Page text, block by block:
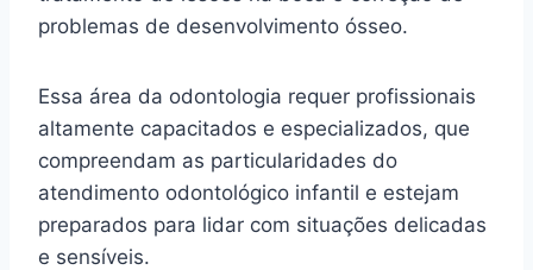
problemas de desenvolvimento ósseo.
Essa área da odontologia requer profissionais
altamente capacitados e especializados, que
compreendam as particularidades do
atendimento odontológico infantil e estejam
preparados para lidar com situações delicadas
e sensíveis.